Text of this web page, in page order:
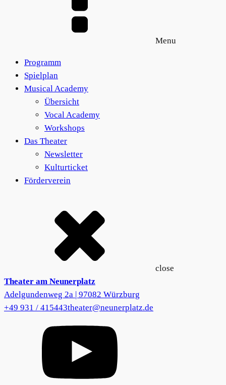
Menu
Programm
Spielplan
Musical Academy
Übersicht
Vocal Academy
Workshops
Das Theater
Newsletter
Kulturticket
Förderverein
close
Theater am Neunerplatz
Adelgundenweg 2a | 97082 Würzburg
+49 931 / 415443theater@neunerplatz.de